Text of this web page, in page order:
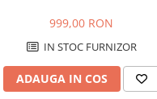
999,00 RON
IN STOC FURNIZOR
ADAUGA IN COS